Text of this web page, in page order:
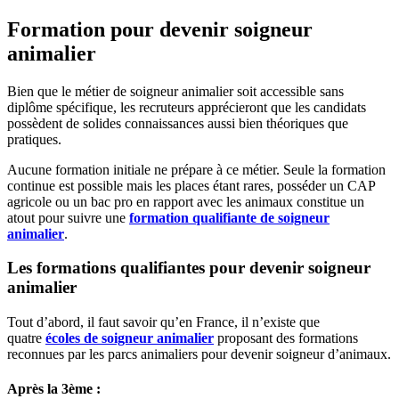
Formation pour devenir soigneur
animalier
Bien que le métier de soigneur animalier soit accessible sans
diplôme spécifique, les recruteurs apprécieront que les candidats
possèdent de solides connaissances aussi bien théoriques que
pratiques.
Aucune formation initiale ne prépare à ce métier. Seule la formation
continue est possible mais les places étant rares, posséder un CAP
agricole ou un bac pro en rapport avec les animaux constitue un
atout pour suivre une formation qualifiante de soigneur
animalier.
Les formations qualifiantes pour devenir soigneur
animalier
Tout d’abord, il faut savoir qu’en France, il n’existe que
quatre écoles de soigneur animalier proposant des formations
reconnues par les parcs animaliers pour devenir soigneur d’animaux.
Après la 3ème :